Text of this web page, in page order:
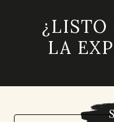
¿LISTO
LA